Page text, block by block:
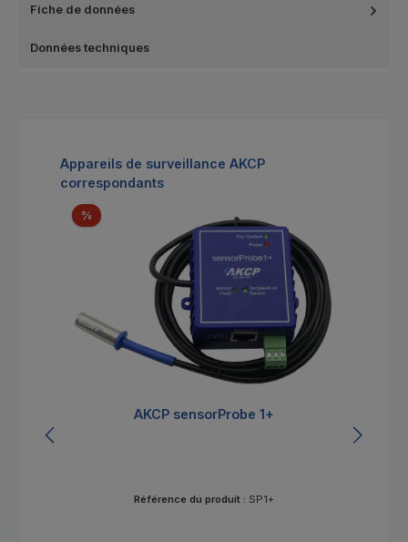
Fiche de données
Données techniques
Ignorer la galerie de produits
Appareils de surveillance AKCP
correspondants
%Réduction
AKCP sensorProbe 1+
Référence du produit : SP1+